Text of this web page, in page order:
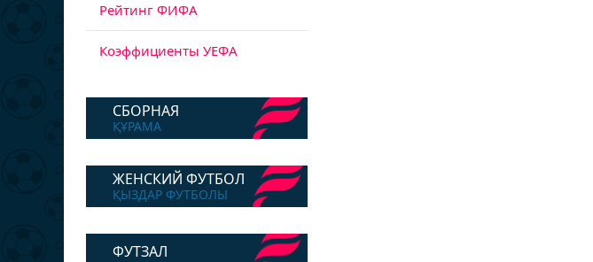
Рейтинг ФИФА
Коэффициенты УЕФА
СБОРНАЯ
ҚҰРАМА
ЖЕНСКИЙ ФУТБОЛ
ҚЫЗДАР ФУТБОЛЫ
ФУТЗАЛ